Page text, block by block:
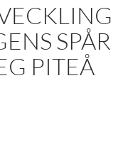
SPÅR
PITEÅ